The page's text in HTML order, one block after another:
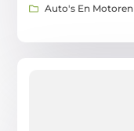
Auto's En Motoren